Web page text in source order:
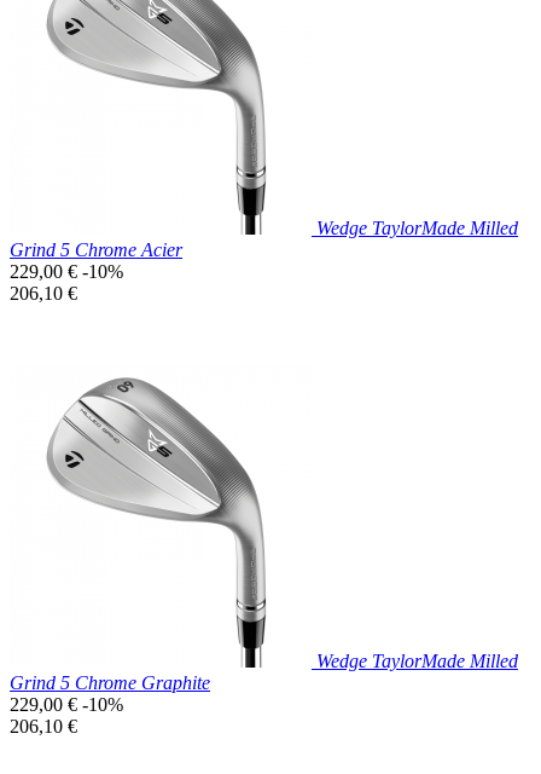
Aperçu rapide
Wedge TaylorMade Milled
Grind 5 Chrome Acier
Prix
de
229,00 € -10%
Prix
206,10 €
Prix réduit
Aperçu rapide
Wedge TaylorMade Milled
Grind 5 Chrome Graphite
Prix
de
229,00 € -10%
Prix
206,10 €